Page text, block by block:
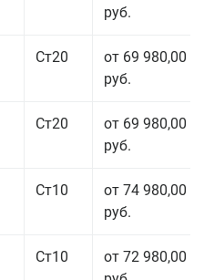
руб.
Ст20
от 69 980,00
руб.
Ст20
от 69 980,00
руб.
Ст10
от 74 980,00
руб.
Ст10
от 72 980,00